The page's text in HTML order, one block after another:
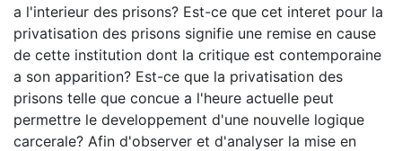
a l'interieur des prisons? Est-ce que cet interet pour la
privatisation des prisons signifie une remise en cause
de cette institution dont la critique est contemporaine
a son apparition? Est-ce que la privatisation des
prisons telle que concue a l'heure actuelle peut
permettre le developpement d'une nouvelle logique
carcerale? Afin d'observer et d'analyser la mise en